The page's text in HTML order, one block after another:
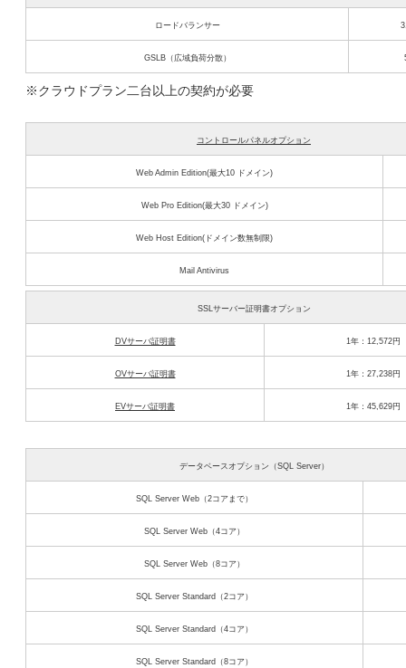
ロードバランサー
GSLB（広域負荷分散）
※クラウドプラン二台以上の契約が必要
コントロールパネルオプション
Web Admin Edition(最大10 ドメイン)
Web Pro Edition(最大30 ドメイン)
Web Host Edition(ドメイン数無制限)
Mail Antivirus
SSLサーバー証明書オプション
DVサーバ証明書 1年：12,572円
OVサーバ証明書 1年：27,238円
EVサーバ証明書 1年：45,629円
データベースオプション（SQL Server）
SQL Server Web（2コアまで）
SQL Server Web（4コア）
SQL Server Web（8コア）
SQL Server Standard（2コア）
SQL Server Standard（4コア）
SQL Server Standard（8コア）